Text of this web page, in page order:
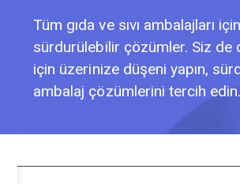
Tüm gıda ve sıvı ambalajları için
sürdurülebilir çözümler. Siz de
için üzerinize düşeni yapın,
ambalaj çözümlerini tercih edin.